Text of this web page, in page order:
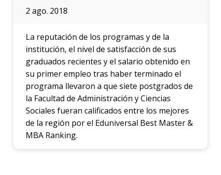
2 ago. 2018
La reputación de los programas y de la
institución, el nivel de satisfacción de sus
graduados recientes y el salario obtenido en
su primer empleo tras haber terminado el
programa llevaron a que siete postgrados de
la Facultad de Administración y Ciencias
Sociales fueran calificados entre los mejores
de la región por el Eduniversal Best Master &
MBA Ranking.